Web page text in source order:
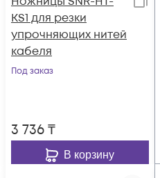
KS1 для резки
упрочняющих нитей
кабеля
Под заказ
3 736₸
В корзину